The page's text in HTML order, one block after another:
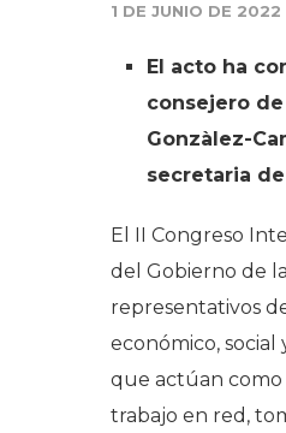
1 DE JUNIO DE 2022
El acto ha
consejero
Gonzàlez-
secretaria
El II Congreso
del Gobierno de
representativos
económico, social
que actúan como
trabajo en red,